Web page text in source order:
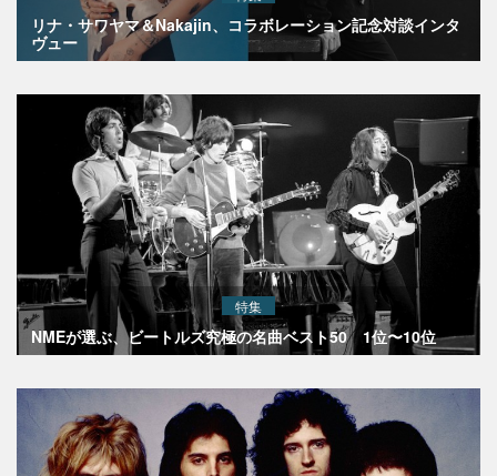
リナ・サワヤマ＆Nakajin、コラボレーション記念対談インタ
ヴュー
特集
NMEが選ぶ、ビートルズ究極の名曲ベスト50 1位〜10位